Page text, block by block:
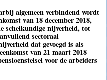
algemeen verbindend wordt
van 18 december 2018,
scheikundige nijverheid, tot
sectoraal
dat gevoegd is als
van 21 maart 2018
voor de arbeiders